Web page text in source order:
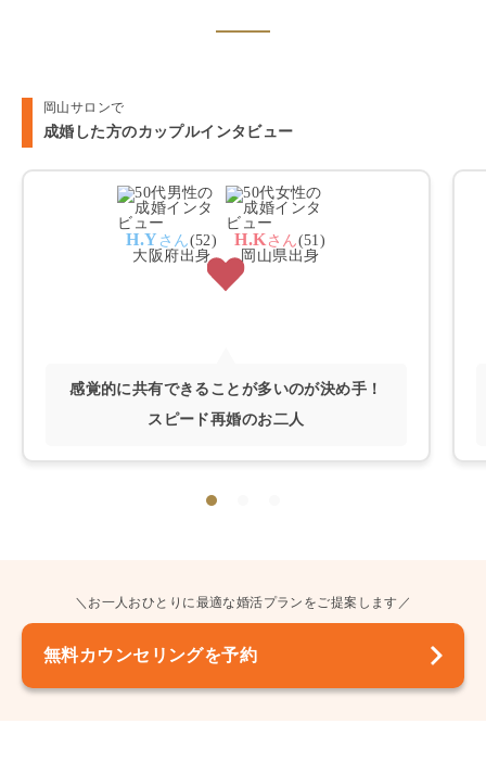
岡山サロンで
成婚した方のカップルインタビュー
H.Y さん(52)
大阪府出身
H.K さん(51 )
岡山県 出身
感覚的に共有できることが多いのが決め手！
スピード再婚のお二人
＼お一人おひとりに最適な婚活プランをご提案します／
無料カウンセリングを予約